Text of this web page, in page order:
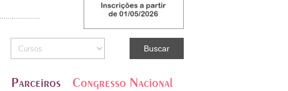
Parceiros Congresso Nacional